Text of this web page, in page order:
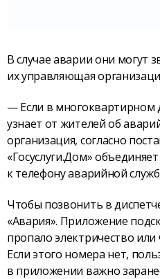
В случае аварии они могут
их управляющая
— Если в многоквартирном
узнает от жителей об
организация, согласно
«Госуслуги.Дом»
к телефону аварийной
Чтобы позвонить в
«Авария». Приложение
пропало электричество или
Если этого номера нет,
в приложении важно